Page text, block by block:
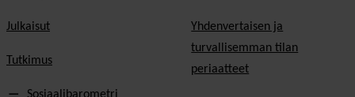
Julkaisut
Tutkimus
Yhdenvertaisen ja
turvallisemman tilan
periaatteet